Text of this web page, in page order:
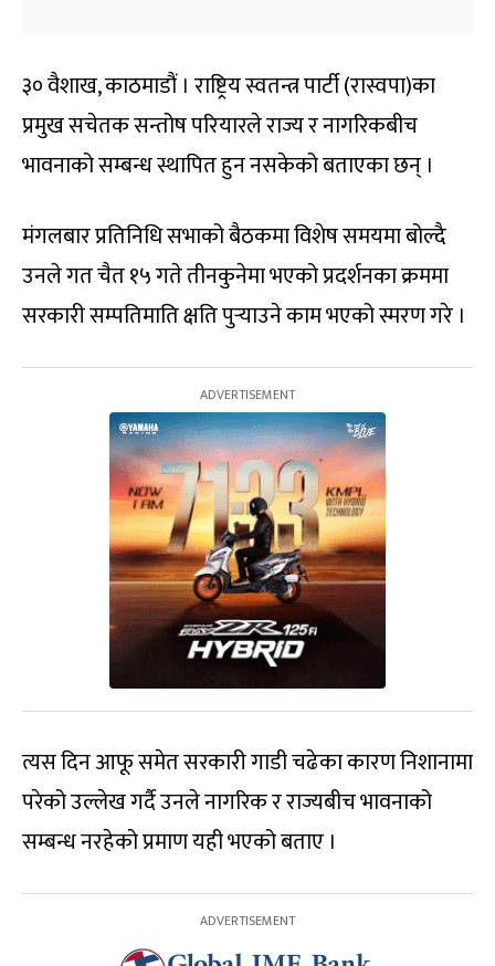
३० वैशाख, काठमाडौं । राष्ट्रिय स्वतन्त्र पार्टी (रास्वपा)का
प्रमुख सचेतक सन्तोष परियारले राज्य र नागरिकबीच
भावनाको सम्बन्ध स्थापित हुन नसकेको बताएका छन् ।
मंगलबार प्रतिनिधि सभाको बैठकमा विशेष समयमा बोल्दै
उनले गत चैत १५ गते तीनकुनेमा भएको प्रदर्शनका क्रममा
सरकारी सम्पतिमाति क्षति पुर्‍याउने काम भएको स्मरण गरे ।
त्यस दिन आफू समेत सरकारी गाडी चढेका कारण निशानामा
परेको उल्लेख गर्दै उनले नागरिक र राज्यबीच भावनाको
सम्बन्ध नरहेको प्रमाण यही भएको बताए ।